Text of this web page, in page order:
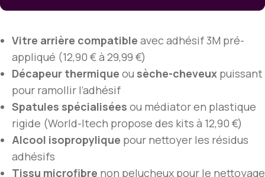
Vitre arrière compatible avec adhésif 3M pré-
appliqué (12,90 € à 29,99 €)
Décapeur thermique ou sèche-cheveux puissant
pour ramollir l’adhésif
Spatules spécialisées ou médiator en plastique
rigide (World-Itech propose des kits à 12,90 €)
Alcool isopropylique pour nettoyer les résidus
adhésifs
Tissu microfibre non pelucheux pour le nettoyage